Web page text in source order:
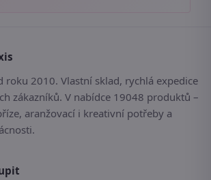
roku 2010. Vlastní sklad, rychlá expedice
zákazníků. V nabídce 19048 produktů –
aranžovací i kreativní potřeby a